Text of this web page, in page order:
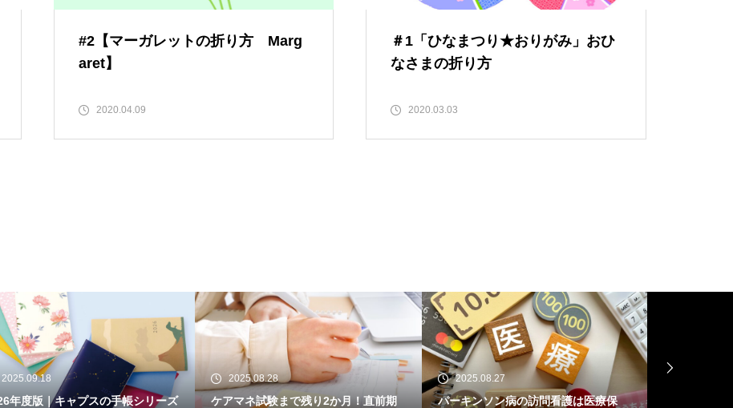
#2【マーガレットの折り方 Marg
aret】
2020.04.09
＃1「ひなまつり★おりがみ」おひ
なさまの折り方
2020.03.03
2025.08.28
ケアマネ試験まで残り2か月！直前期
2025.08.27
パーキンソン病の訪問看護は医療保
2025.08.27
ケアマネさんにおすすめの本2025最新